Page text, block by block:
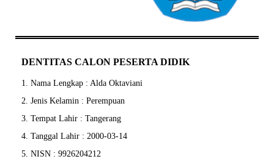
DENTITAS CALON PESERTA DIDIK
1. Nama Lengkap : Alda Oktaviani
2. Jenis Kelamin : Perempuan
3. Tempat Lahir : Tangerang
4. Tanggal Lahir : 2000-03-14
5. NISN : 9926204212